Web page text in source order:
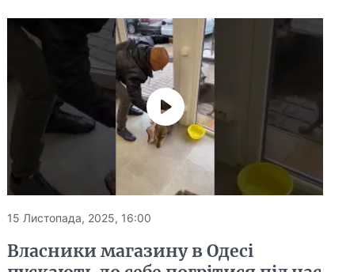
15 Листопада, 2025, 16:00
Власники магазину в Одесі